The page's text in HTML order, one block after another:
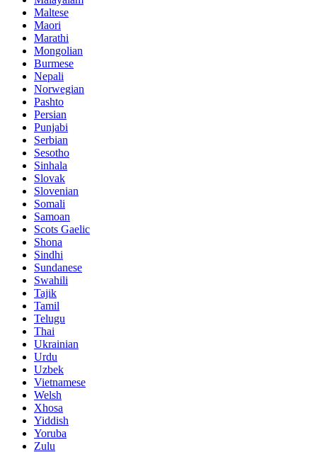
Maltese
Maori
Marathi
Mongolian
Burmese
Nepali
Norwegian
Pashto
Persian
Punjabi
Serbian
Sesotho
Sinhala
Slovak
Slovenian
Somali
Samoan
Scots Gaelic
Shona
Sindhi
Sundanese
Swahili
Tajik
Tamil
Telugu
Thai
Ukrainian
Urdu
Uzbek
Vietnamese
Welsh
Xhosa
Yiddish
Yoruba
Zulu